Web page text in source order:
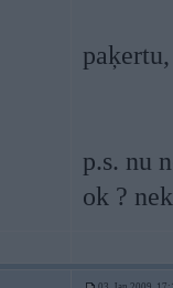
p.s. nu
ok ?